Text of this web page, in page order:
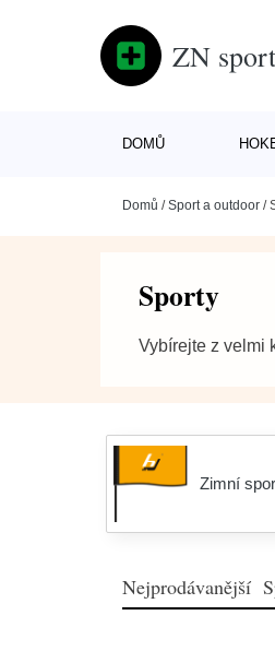
ZN
DOMŮ
Domů /Sport a outdoor /
Sporty
Vybírejte z velmi
Zimní
Nejprodávanější